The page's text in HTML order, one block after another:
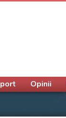
Opinii